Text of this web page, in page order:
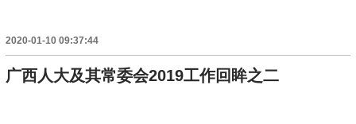
2020-01-10 09:37:44
广西人大及其常委会2019工作回眸之二